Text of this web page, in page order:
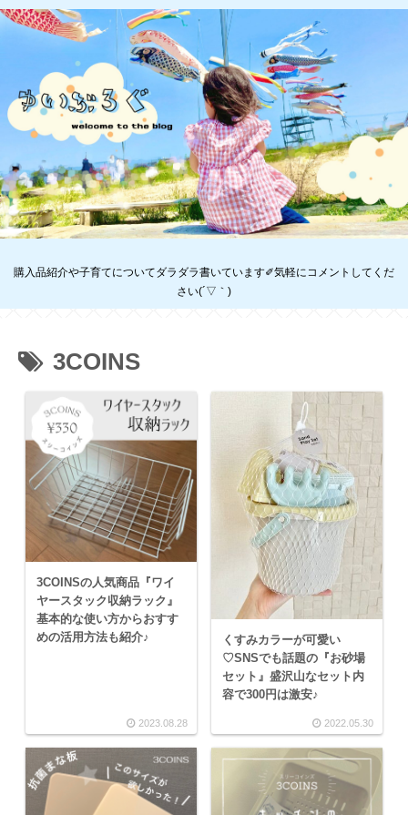
購入品紹介や子育てについてダラダラ書いています✐気軽にコメントしてくだ
さい(´▽｀)
3COINS
3COINSの人気商品『ワイ
ヤースタック収納ラック』
基本的な使い方からおすす
めの活用方法も紹介♪
2023.08.28
くすみカラーが可愛い
♡SNSでも話題の『お砂場
セット』盛沢山なセット内
容で300円は激安♪
2022.05.30